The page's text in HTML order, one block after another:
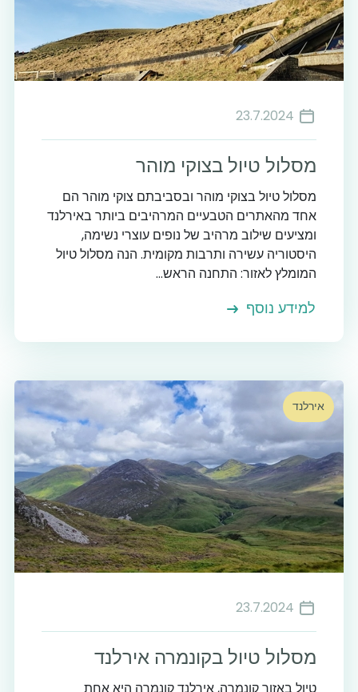
23.7.2024
מסלול טיול בצוקי מוהר
מסלול טיול בצוקי מוהר ובסביבתם צוקי מוהר הם
אחד מהאתרים הטבעיים המרהיבים ביותר באירלנד
ומציעים שילוב מרהיב של נופים עוצרי נשימה,
היסטוריה עשירה ותרבות מקומית. הנה מסלול טיול
המומלץ לאזור: התחנה הראש...
למידע נוסף
אירלנד
23.7.2024
מסלול טיול בקונמרה אירלנד
טיול באזור קונמרה, אירלנד קונמרה היא אחת